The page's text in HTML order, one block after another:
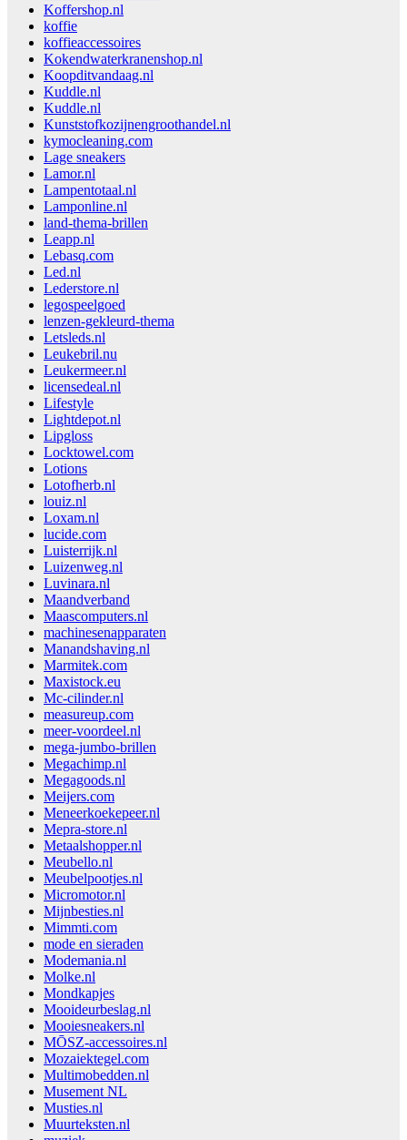
Koffershop.nl
koffie
koffieaccessoires
Kokendwaterkranenshop.nl
Koopditvandaag.nl
Kuddle.nl
Kuddle.nl
Kunststofkozijnengroothandel.nl
kymocleaning.com
Lage sneakers
Lamor.nl
Lampentotaal.nl
Lamponline.nl
land-thema-brillen
Leapp.nl
Lebasq.com
Led.nl
Lederstore.nl
legospeelgoed
lenzen-gekleurd-thema
Letsleds.nl
Leukebril.nu
Leukermeer.nl
licensedeal.nl
Lifestyle
Lightdepot.nl
Lipgloss
Locktowel.com
Lotions
Lotofherb.nl
louiz.nl
Loxam.nl
lucide.com
Luisterrijk.nl
Luizenweg.nl
Luvinara.nl
Maandverband
Maascomputers.nl
machinesenapparaten
Manandshaving.nl
Marmitek.com
Maxistock.eu
Mc-cilinder.nl
measureup.com
meer-voordeel.nl
mega-jumbo-brillen
Megachimp.nl
Megagoods.nl
Meijers.com
Meneerkoekepeer.nl
Mepra-store.nl
Metaalshopper.nl
Meubello.nl
Meubelpootjes.nl
Micromotor.nl
Mijnbesties.nl
Mimmti.com
mode en sieraden
Modemania.nl
Molke.nl
Mondkapjes
Mooideurbeslag.nl
Mooiesneakers.nl
MŌSZ-accessoires.nl
Mozaiektegel.com
Multimobedden.nl
Musement NL
Musties.nl
Muurteksten.nl